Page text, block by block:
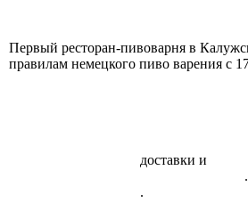
Первый ресторан-пивоварня в
правилам немецкого пиво варения с
доставки и
.
.